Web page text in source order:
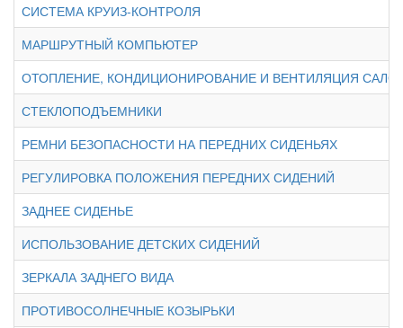
СИСТЕМА КРУИЗ-КОНТРОЛЯ
МАРШРУТНЫЙ КОМПЬЮТЕР
ОТОПЛЕНИЕ, КОНДИЦИОНИРОВАНИЕ И ВЕНТИЛЯЦИЯ
СТЕКЛОПОДЪЕМНИКИ
РЕМНИ БЕЗОПАСНОСТИ НА ПЕРЕДНИХ СИДЕНЬЯХ
РЕГУЛИРОВКА ПОЛОЖЕНИЯ ПЕРЕДНИХ СИДЕНИЙ
ЗАДНЕЕ СИДЕНЬЕ
ИСПОЛЬЗОВАНИЕ ДЕТСКИХ СИДЕНИЙ
ЗЕРКАЛА ЗАДНЕГО ВИДА
ПРОТИВОСОЛНЕЧНЫЕ КОЗЫРЬКИ